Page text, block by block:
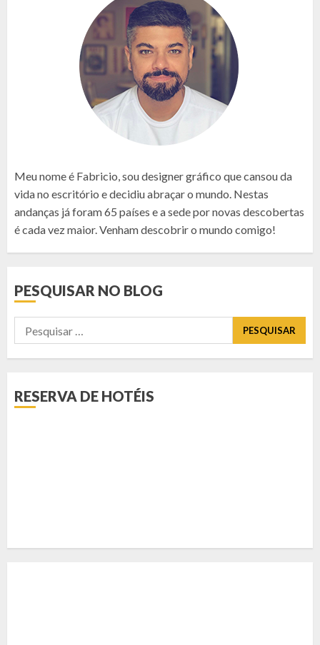
Meu nome é Fabricio, sou designer gráfico que cansou da
vida no escritório e decidiu abraçar o mundo. Nestas
andanças já foram 65 países e a sede por novas descobertas
é cada vez maior. Venham descobrir o mundo comigo!
PESQUISAR NO BLOG
Pesquisar
por:
RESERVA DE HOTÉIS